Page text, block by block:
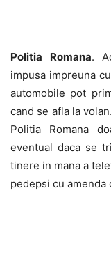
Politia Romana.
impusa impreuna
automobile pot
cand se afla la
Politia Romana
eventual daca se
tinere in mana a
pedepsi cu amenda